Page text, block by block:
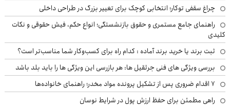
چراغ سقفی توکار؛ انتخابی کوچک برای تغییر بزرگ در طراحی داخلی
راهنمای جامع مستمری و حقوق بازنشستگی؛ انواع حکم، فیش حقوقی و نکات
کلیدی
ثبت برند یا خرید برند آماده : کدام راه برای کسب‌وکار شما مناسب‌تر است؟
بررسی ویژگی های فنی جرثقیل ها: هر بازرسی این ویژگی ها را باید بلد باشد
۷ اقدام ضروری پس از تشکیل پرونده مواد مخدر؛ راهنمای خانواده‌ها
راهی مطمئن برای حفظ ارزش پول در شرایط نوسان